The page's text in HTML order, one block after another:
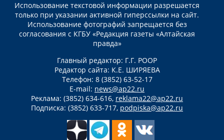
Использование текстовой информации разрешается
только при указании активной гиперссылки на сайт.
Использование фотографий запрещается без
согласования с КГБУ «Редакция газеты «Алтайская
правда»
Главный редактор: Г.Г. РООР
Редактор сайта: К.Е. ШИРЯЕВА
Телефон: 8 (3852) 63-52-17
E-mail: news@ap22.ru
Реклама: (3852) 634-616, reklama22@ap22.ru
Подписка: (3852) 633-717, podpiska@ap22.ru